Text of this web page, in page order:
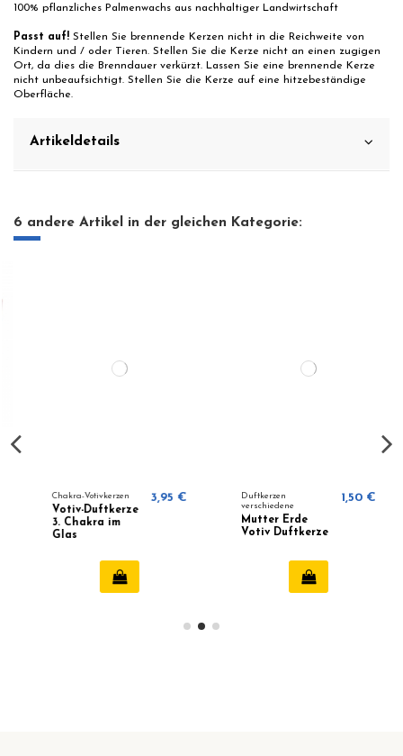
100% pflanzliches Palmenwachs aus nachhaltiger Landwirtschaft
Passt auf! Stellen Sie brennende Kerzen nicht in die Reichweite von
Kindern und / oder Tieren. Stellen Sie die Kerze nicht an einen zugigen
Ort, da dies die Brenndauer verkürzt. Lassen Sie eine brennende Kerze
nicht unbeaufsichtigt. Stellen Sie die Kerze auf eine hitzebeständige
Oberfläche.
Artikeldetails
6 andere Artikel in der gleichen Kategorie:
Chakra-Votivkerzen
Votiv-Duftkerze
3. Chakra im
Glas
3,95 €
Duftkerzen
verschiedene
Mutter Erde
Votiv Duftkerze
1,50 €